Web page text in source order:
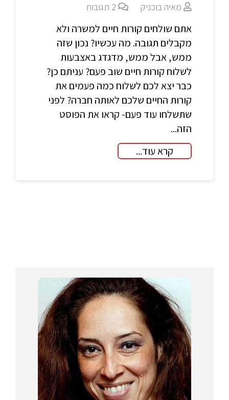
מאיה בוכניק 2 תגובות
אתם שולחים קורות חיים למשרה ולא
מקבלים תגובה. מה עכשיו? נכון שזה
ממש, אבל ממש, מדגדג באצבעות
לשלוח קורות חיים שוב פעם? עניתם כן?
כבר יצא לכם לשלוח כמה פעמים את
קורות החיים שלכם לאותה חברה? לפני
שתשלחו עוד פעם- קראו את הפוסט
הזה...
קרא עוד...